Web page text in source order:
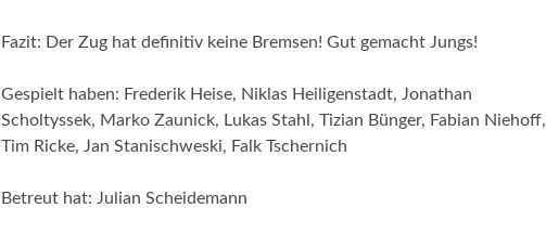
Fazit: Der Zug hat definitiv keine Bremsen! Gut gemacht Jungs!
Gespielt haben: Frederik Heise, Niklas Heiligenstadt, Jonathan
Scholtyssek, Marko Zaunick, Lukas Stahl, Tizian Bünger, Fabian Niehoff,
Tim Ricke, Jan Stanischweski, Falk Tschernich
Betreut hat: Julian Scheidemann